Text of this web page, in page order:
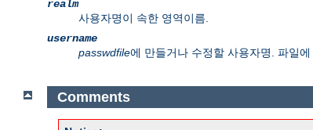
realm
사용자명이 속한 영역이름.
username
passwdfile에 만들거나 수정할 사용자명. 파일에
Comments